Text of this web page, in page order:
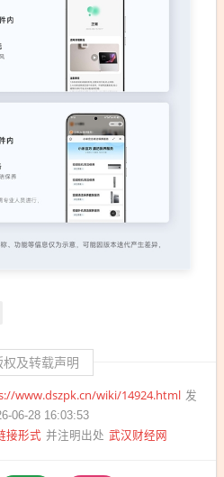
权及转载声明
www.dszpk.cn/wiki/14924.html 发
06-28 16:03:53
接形式 并注明出处 武汉财经网